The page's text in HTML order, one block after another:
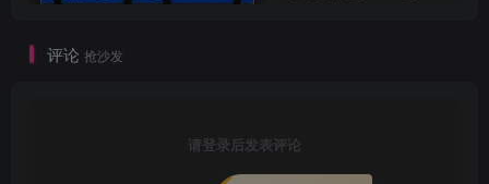
评论 抢沙发
请登录后发表评论